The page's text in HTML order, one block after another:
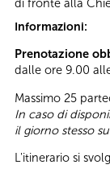
Informazioni:
Prenotazione
dalle ore 9.00
Massimo 25
In caso di
il giorno stesso
L'itinerario si